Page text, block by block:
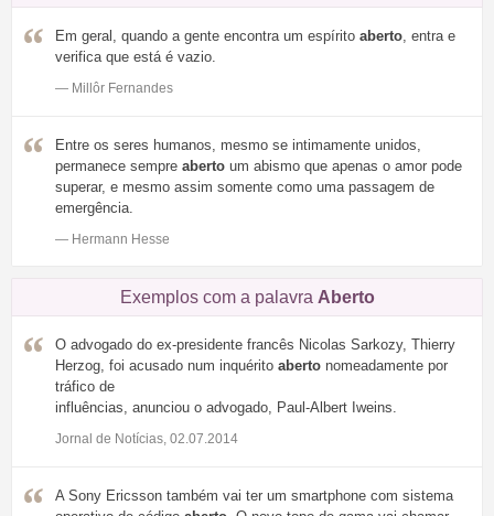
Em geral, quando a gente encontra um espírito aberto, entra e
verifica que está é vazio.
— Millôr Fernandes
Entre os seres humanos, mesmo se intimamente unidos,
permanece sempre aberto um abismo que apenas o amor pode
superar, e mesmo assim somente como uma passagem de
emergência.
— Hermann Hesse
Exemplos com a palavra Aberto
O advogado do ex-presidente francês Nicolas Sarkozy, Thierry
Herzog, foi acusado num inquérito aberto nomeadamente por
tráfico de
influências, anunciou o advogado, Paul-Albert Iweins.
Jornal de Notícias, 02.07.2014
A Sony Ericsson também vai ter um smartphone com sistema